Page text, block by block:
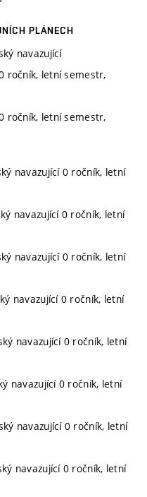
PLÁNECH
navazující
ročník, letní semestr,
ročník, letní semestr,
navazující 0 ročník, letní
navazující 0 ročník, letní
navazující 0 ročník, letní
navazující 0 ročník, letní
navazující 0 ročník, letní
navazující 0 ročník, letní
navazující 0 ročník, letní
navazující 0 ročník, letní